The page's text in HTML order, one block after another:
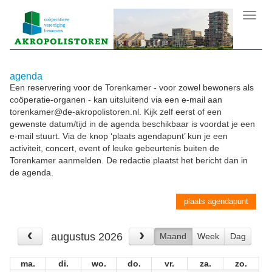
agenda
Een reservering voor de Torenkamer - voor zowel bewoners als
coöperatie-organen - kan uitsluitend via een e-mail aan
torenkamer@de-akropolistoren.nl. Kijk zelf eerst of een
gewenste datum/tijd in de agenda beschikbaar is voordat je een
e-mail stuurt. Via de knop ‘plaats agendapunt’ kun je een
activiteit, concert, event of leuke gebeurtenis buiten de
Torenkamer aanmelden. De redactie plaatst het bericht dan in
de agenda.
plaats agendapunt
augustus 2026 Maand Week Dag
ma. di. wo. do. vr. za.
zo.